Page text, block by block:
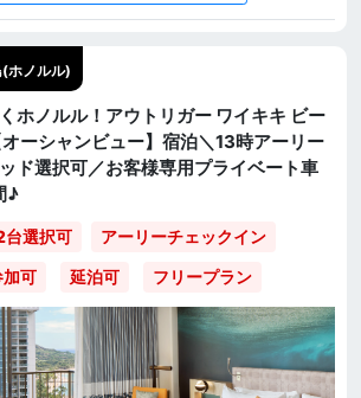
ホノルル)
ホノルル！アウトリガー ワイキキ ビー
ーシャンビュー】宿泊＼13時アーリー
ド選択可／お客様専用プライベート車
♪
台選択可
アーリーチェックイン
可 延泊可 フリープラン